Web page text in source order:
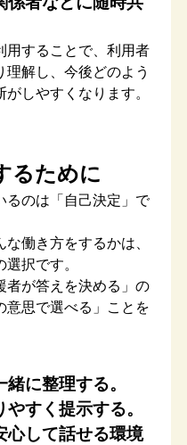
用することで、利用者
解し、今後どのよう
しやすくなります。
るために
るのは「自己決定」で
働き方をするかは、
択です。
者が答えを決める」の
意思で選べる」ことを
に整理する。
すく提示する。
心して話せる環境